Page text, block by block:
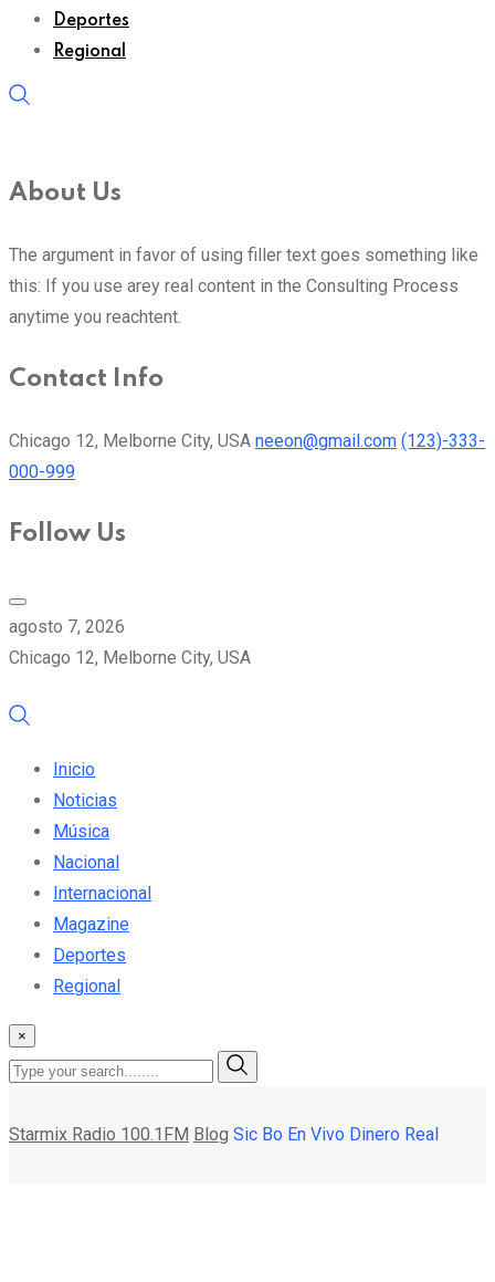
Deportes
Regional
About Us
The argument in favor of using filler text goes something like
this: If you use arey real content in the Consulting Process
anytime you reachtent.
Contact Info
Chicago 12, Melborne City, USA neeon@gmail.com (123)-333-
000-999
Follow Us
agosto 7, 2026
Chicago 12, Melborne City, USA
Inicio
Noticias
Música
Nacional
Internacional
Magazine
Deportes
Regional
×
Starmix Radio 100.1FM Blog Sic Bo En Vivo Dinero Real